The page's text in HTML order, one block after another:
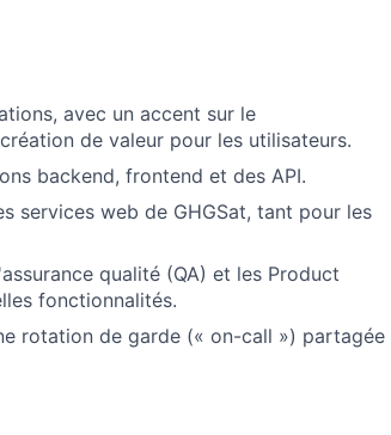
avec un accent sur le
de valeur pour les utilisateurs.
backend, frontend et des API.
services web de GHGSat, tant pour les
qualité (QA) et les Product
fonctionnalités.
rotation de garde (« on-call ») partagée